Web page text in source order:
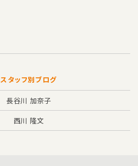
スタッフ別ブログ
長谷川 加奈子
西川 隆文